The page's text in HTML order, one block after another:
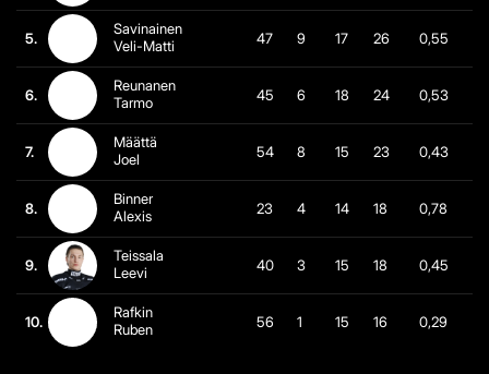
5.
Savinainen
Veli-Matti
47 9 17 26 0,55
6.
Reunanen
Tarmo
45 6 18 24 0,53
7.
Määttä
Joel
54 8 15 23 0,43
8.
Binner
Alexis
23 4 14 18 0,78
9.
Teissala
Leevi
40 3 15 18 0,45
10.
Rafkin
Ruben
56 1 15 16 0,29